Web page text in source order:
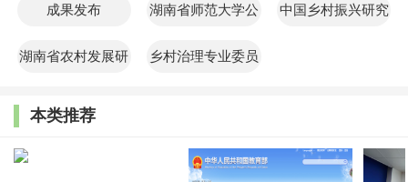
成果发布 湖南省师范大学公 中国乡村振兴研究
湖南省农村发展研
乡村治理专业委员
本类推荐